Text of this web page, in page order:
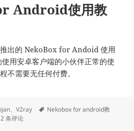
Android使用教
推出的 NekoBox for Andoid 使用
用安卓客户端的小伙伴正常的使
不需要无任何付费。
、V2ray
标
Nekobox for android教
for Android使用教程
条评论